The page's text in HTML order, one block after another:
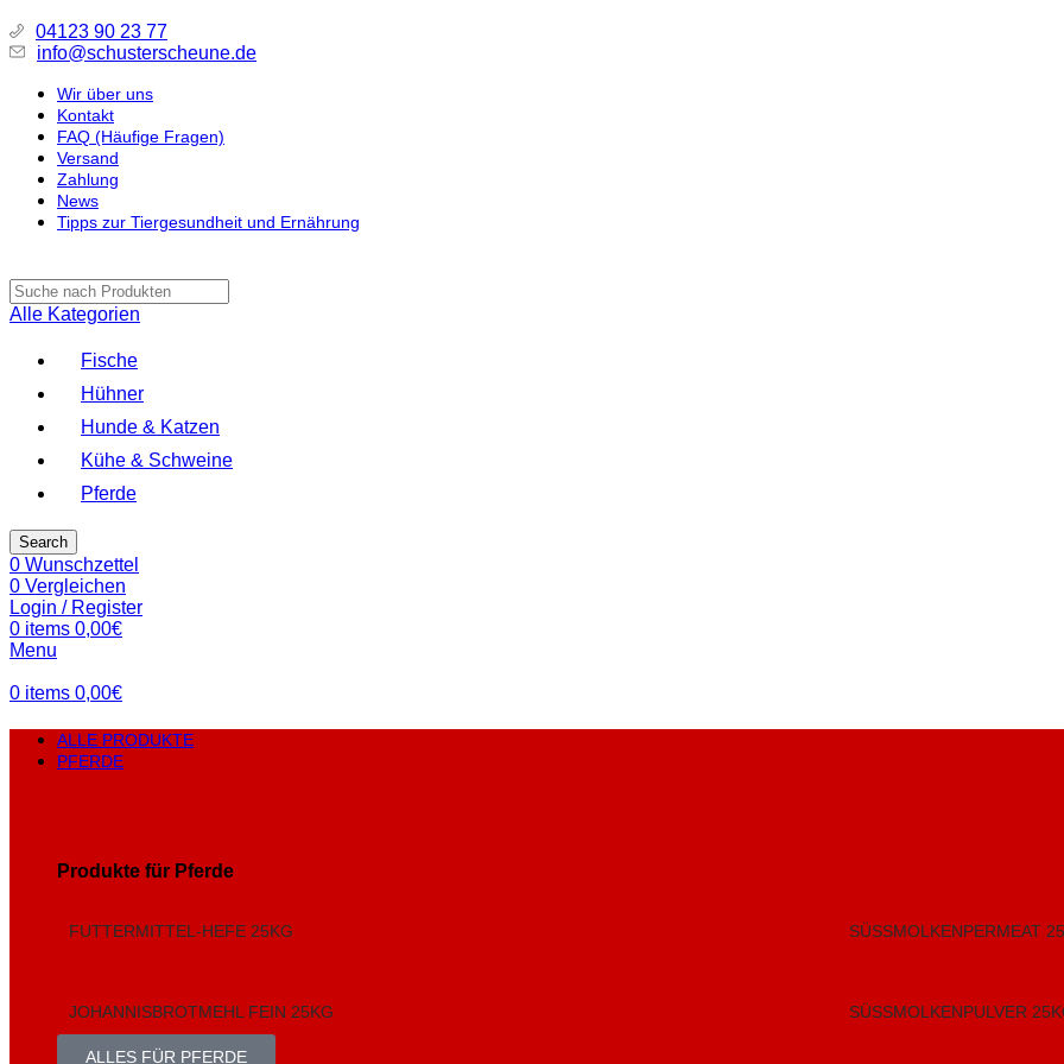
04123 90 23 77
info@schusterscheune.de
Wir über uns
Kontakt
FAQ (Häufige Fragen)
Versand
Zahlung
News
Tipps zur Tiergesundheit und Ernährung
Alle Kategorien
Fische
Hühner
Hunde & Katzen
Kühe & Schweine
Pferde
Search
0 Wunschzettel
0 Vergleichen
Login / Register
0 items 0,00€
Menu
0 items 0,00€
ALLE PRODUKTE
PFERDE
Produkte für Pferde
FUTTERMITTEL-HEFE 25KG SÜSSMOLKENPERMEAT
JOHANNISBROTMEHL FEIN 25KG SÜSSMOLKENPULVER 25KG
ALLES FÜR PFERDE